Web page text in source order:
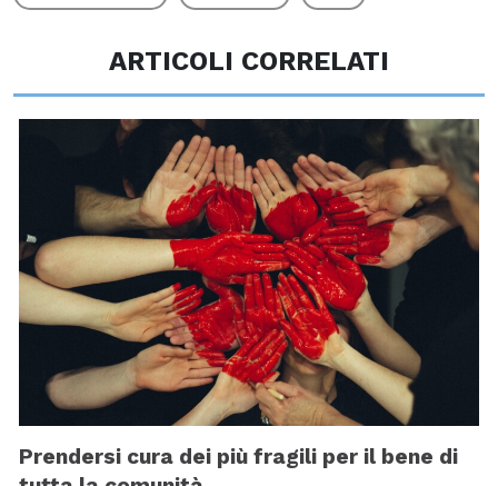
ARTICOLI CORRELATI
Prendersi cura dei più fragili per il bene di